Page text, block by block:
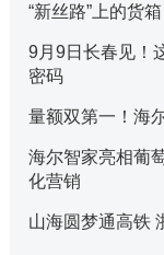
“新丝路”上的货
9月9日长春见！
密码
量额双第一！海
海尔智家亮相葡
化营销
山海圆梦通高铁